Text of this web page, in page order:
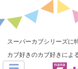
スーパーカブシリーズに
カブ好きのカブ好きによ